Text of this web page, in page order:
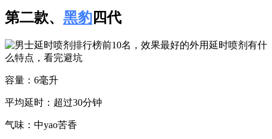
第二款、 黑豹四代
容量：6毫升
平均延时：超过30分钟
气味：中yao苦香